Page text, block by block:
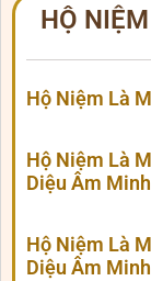
HỘ
Hộ Niệm Là
Hộ Niệm Là
Diệu Âm
Hộ Niệm Là
Diệu Âm